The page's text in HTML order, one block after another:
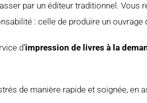
par un éditeur traditionnel. Vous
: celle de produire un
d’impression de livres à la
de manière rapide et soignée, en